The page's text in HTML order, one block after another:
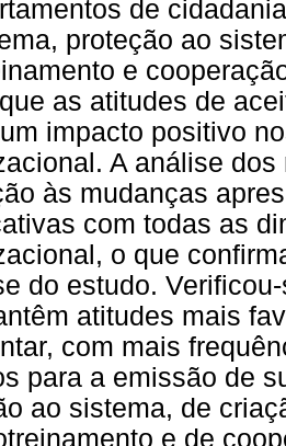
de
proteção ao
e
as atitudes de
impacto positivo
A análise
às mudanças
com todas as
o que
do estudo.
atitudes mais
com mais
para a emissão de
ao sistema, de
e de